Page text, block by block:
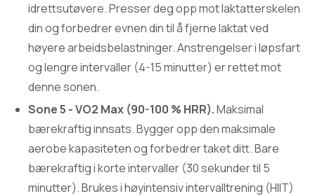
idrettsutøvere. Presser deg opp mot laktatterskelen
din og forbedrer evnen din til å fjerne laktat ved
høyere arbeidsbelastninger. Anstrengelser i løpsfart
og lengre intervaller (4-15 minutter) er rettet mot
denne sonen.
Sone 5 - VO2 Max (90-100 % HRR).Maksimal
bærekraftig innsats. Bygger opp den maksimale
aerobe kapasiteten og forbedrer taket ditt. Bare
bærekraftig i korte intervaller (30 sekunder til 5
minutter). Brukes i høyintensiv intervalltrening (HIIT)